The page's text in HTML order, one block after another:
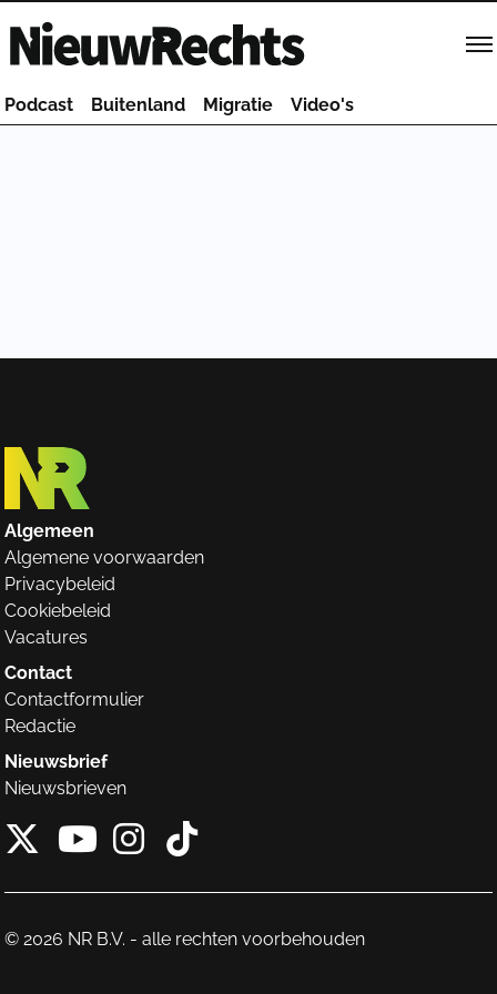
Homepage van NieuwRechts
Podcast Buitenland Migratie Video's
Algemeen
Algemene voorwaarden
Privacybeleid
Cookiebeleid
Vacatures
Contact
Contactformulier
Redactie
Nieuwsbrief
Nieuwsbrieven
X van NieuwRechts
Instagram van
Tiktok van
© 2026 NR B.V. - alle rechten voorbehouden